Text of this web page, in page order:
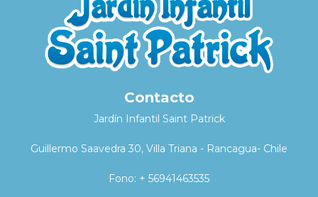
Contacto
Jardín Infantil Saint Patrick
Guillermo Saavedra 30, Villa Triana - Rancagua- Chile
Fono: + 56941463535